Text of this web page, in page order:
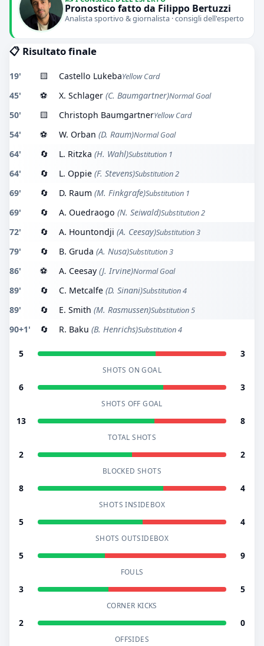
Pronostico fatto da Filippo Bertuzzi
Analista sportivo & giornalista · consigli dell'esperto
📋 Risultato finale
19' 🟨 Castello LukebaYellow Card
45' ⚽ X. Schlager (C. Baumgartner)Normal Goal
50' 🟨 Christoph BaumgartnerYellow Card
54' ⚽ W. Orban (D. Raum)Normal Goal
64' 🔄 L. Ritzka (H. Wahl)Substitution 1
64' 🔄 L. Oppie (F. Stevens)Substitution 2
69' 🔄 D. Raum (M. Finkgrafe)Substitution 1
69' 🔄 A. Ouedraogo (N. Seiwald)Substitution 2
72' 🔄 A. Hountondji (A. Ceesay)Substitution 3
79' 🔄 B. Gruda (A. Nusa)Substitution 3
86' ⚽ A. Ceesay (J. Irvine)Normal Goal
89' 🔄 C. Metcalfe (D. Sinani)Substitution 4
89' 🔄 E. Smith (M. Rasmussen)Substitution 5
90+1' 🔄 R. Baku (B. Henrichs)Substitution 4
5 3
SHOTS ON GOAL
6 3
SHOTS OFF GOAL
13 8
TOTAL SHOTS
2 2
BLOCKED SHOTS
8 4
SHOTS INSIDEBOX
5 4
SHOTS OUTSIDEBOX
5 9
FOULS
3 5
CORNER KICKS
2 0
OFFSIDES